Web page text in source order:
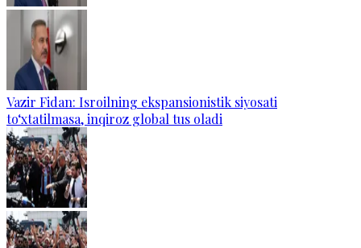
Vazir Fidan: Isroilning ekspansionistik siyosati
to‘xtatilmasa, inqiroz global tus oladi